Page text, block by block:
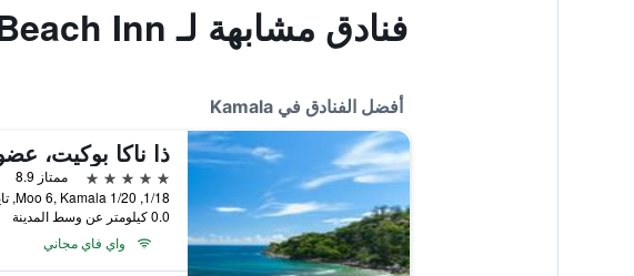
فنادق مشابهة لـ Kamala Beach Inn
أفضل الفنادق في Kamala
5 نجوم
ممتاز 8.9
1/18, 1/20 Moo 6, Kamala, تايلاند
0.0 كيلومتر عن وسط المدينة
واي فاي مجاني